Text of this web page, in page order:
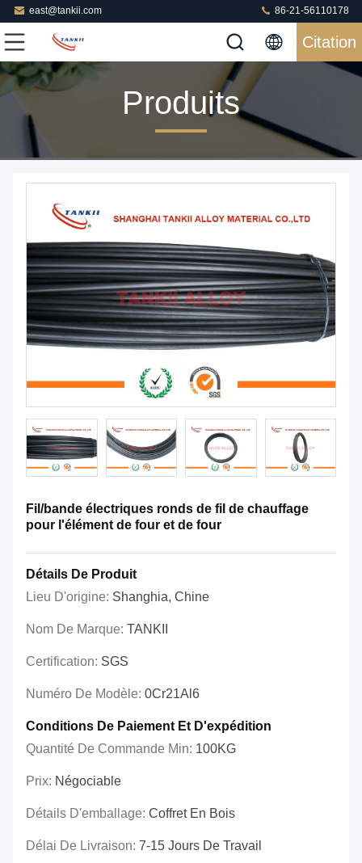
east@tankii.com 86-21-56110178
Citation
Produits
Fil/bande électriques ronds de fil de chauffage
pour l'élément de four et de four
Détails De Produit
Lieu D'origine: Shanghia, Chine
Nom De Marque: TANKII
Certification: SGS
Numéro De Modèle: 0Cr21Al6
Conditions De Paiement Et D'expédition
Quantité De Commande Min: 100KG
Prix: Négociable
Détails D'emballage: Coffret En Bois
Délai De Livraison: 7-15 Jours De Travail